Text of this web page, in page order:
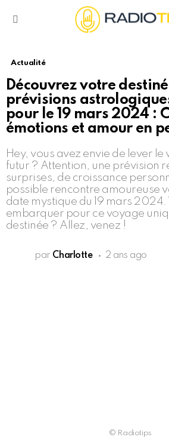
Actualité
Découvrez votre
prévisions
pour le 19 mars 2024 :
émotions et amour en
Hey, vous avez envie de lever le
futur ? Attention, une prévision
surprises, de croissance
possible rencontre amoureuse
date mystique du 19 mars 2024.
embarquer pour ce voyage
destinée ? Allez, venez !
par Charlotte 2 ans ago
© Radiotips